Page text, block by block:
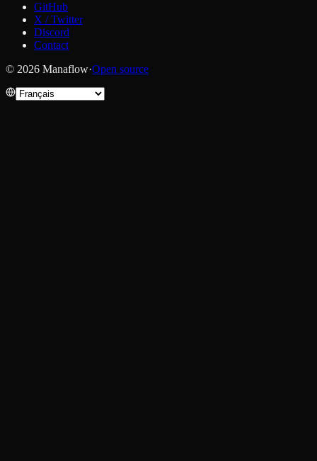
GitHub
X / Twitter
Discord
Contact
© 2026 Manaflow·Open source